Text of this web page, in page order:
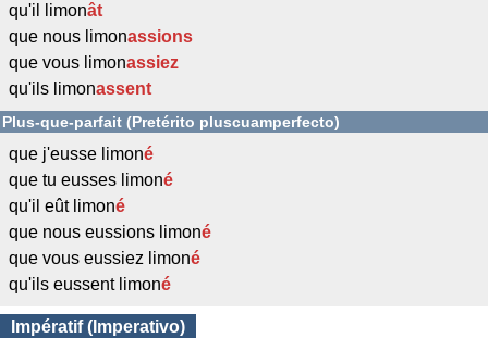
qu'il limonât
que nous limonassions
que vous limonassiez
qu'ils limonassent
Plus-que-parfait (Pretérito pluscuamperfecto)
que j'eusse limoné
que tu eusses limoné
qu'il eût limoné
que nous eussions limoné
que vous eussiez limoné
qu'ils eussent limoné
Impératif (Imperativo)